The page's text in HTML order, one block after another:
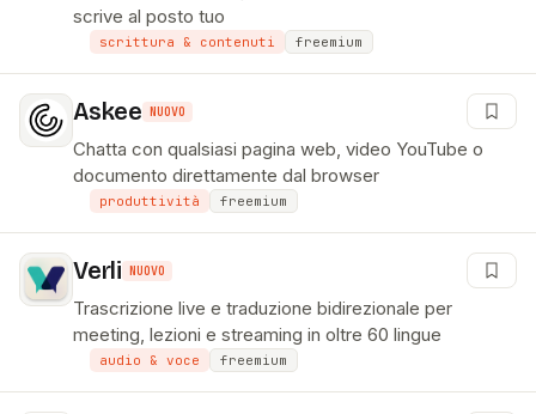
scrive al posto tuo
scrittura & contenuti freemium
Askee NUOVO
Chatta con qualsiasi pagina web, video YouTube o
documento direttamente dal browser
produttività freemium
Verli NUOVO
Trascrizione live e traduzione bidirezionale per
meeting, lezioni e streaming in oltre 60 lingue
audio & voce freemium